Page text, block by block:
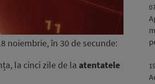
noiembrie, în 30 de secunde:
la cinci zile de la atentatele